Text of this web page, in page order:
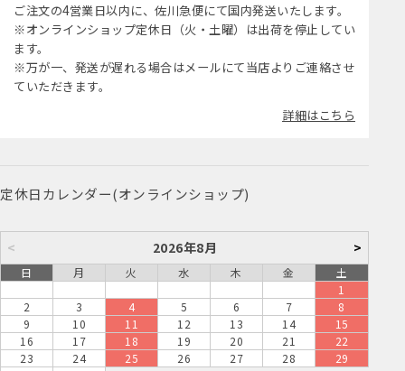
ご注文の4営業日以内に、佐川急便にて国内発送いたします。
※オンラインショップ定休日（火・土曜）は出荷を停止してい
ます。
※万が一、発送が遅れる場合はメールにて当店よりご連絡させ
ていただきます。
詳細はこちら
定休日カレンダー(オンラインショップ)
< 2026年8月 >
日 月 火 水 木 金
土
1
2
3 4 5 6 7
8
9
10 11 12 13 14
15
16
17 18 19 20 21
22
23
24 25 26 27 28
29